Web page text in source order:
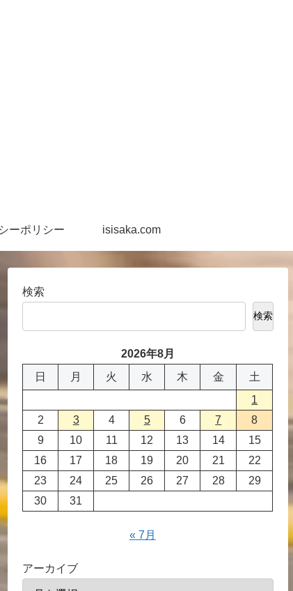
ーポリシー isisaka.com
検索
検索
2026年8月
日
月 火 水 木 金
土
1
2
3 4 5 6 7
8
9
10 11 12 13 14
15
16
17 18 19 20 21
22
23
24 25 26 27 28
29
30
31
« 7月
アーカイブ